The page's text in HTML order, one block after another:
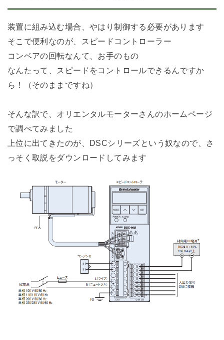
装置に組み込む場合、やはり制御する必要があります
そこで便利なのが、スピードコントローラー
コンベアの回転なんて、お手のもの
なんたって、スピードをコントロールできるんですか
ら！（そのままですね）
そんな訳で、オリエンタルモーターさんのホームページ
で調べてみました
上位に出てきたのが、DSCシリーズという奴なので、さ
っそく取説をダウンロードしてみます